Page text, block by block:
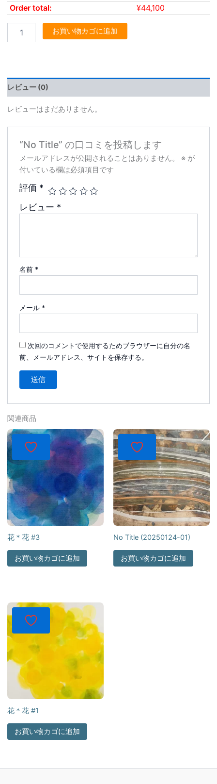
Order total:
¥44,100
お買い物カゴに追加
レビュー (0)
レビューはまだありません。
“No Title” の口コミを投稿します
メールアドレスが公開されることはありません。 ※ が
付いている欄は必須項目です
評価 *
レビュー *
名前 *
メール *
次回のコメントで使用するためブラウザーに自分の名
前、メールアドレス、サイトを保存する。
関連商品
花＊花 #3
お買い物カゴに追加
No Title (20250124-01)
お買い物カゴに追加
花＊花 #1
お買い物カゴに追加